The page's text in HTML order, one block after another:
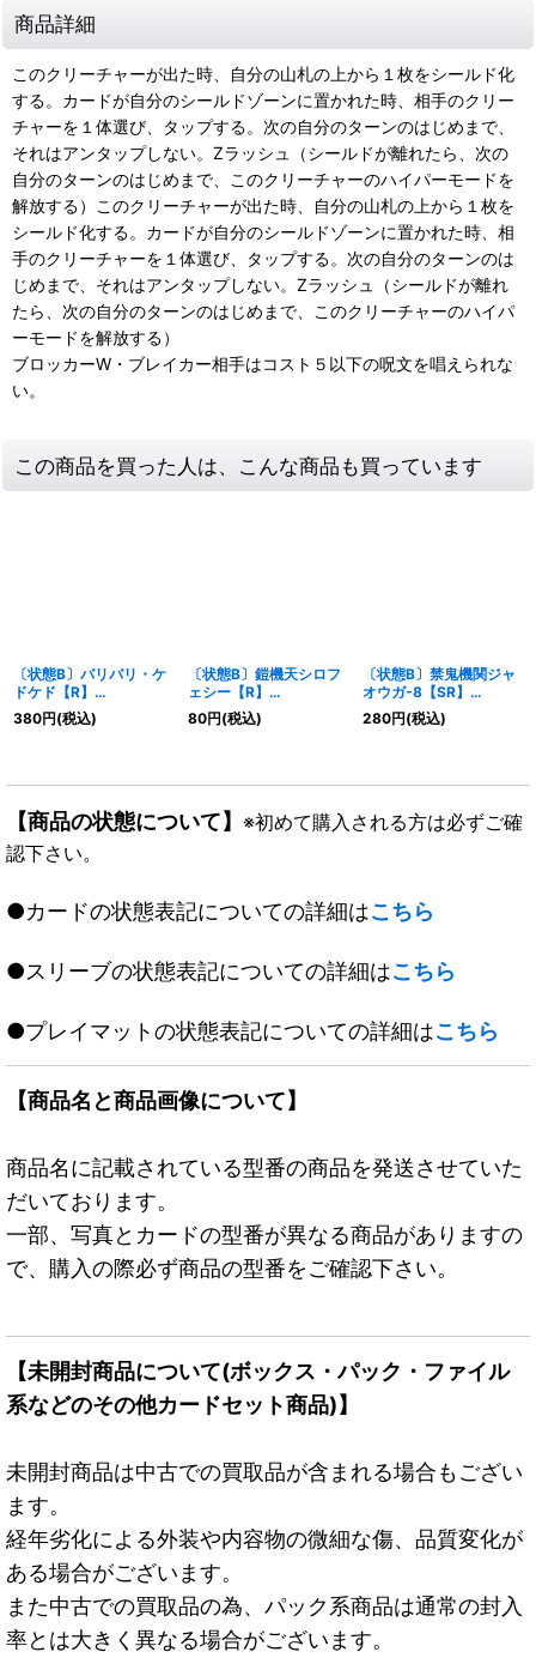
商品詳細
このクリーチャーが出た時、自分の山札の上から１枚をシールド化
する。カードが自分のシールドゾーンに置かれた時、相手のクリー
チャーを１体選び、タップする。次の自分のターンのはじめまで、
それはアンタップしない。Zラッシュ（シールドが離れたら、次の
自分のターンのはじめまで、このクリーチャーのハイパーモードを
解放する）このクリーチャーが出た時、自分の山札の上から１枚を
シールド化する。カードが自分のシールドゾーンに置かれた時、相
手のクリーチャーを１体選び、タップする。次の自分のターンのは
じめまで、それはアンタップしない。Zラッシュ（シールドが離れ
たら、次の自分のターンのはじめまで、このクリーチャーのハイパ
ーモードを解放する）
ブロッカーW・ブレイカー相手はコスト５以下の呪文を唱えられな
い。
この商品を買った人は、こんな商品も買っています
〔状態B〕バリバリ・ケ
ドケド【R】
{RP1617/95}《闇》
380円(税込)
〔状態B〕鎧機天シロフ
ェシー【R】
{26SD1R7/12}《光》
80円(税込)
〔状態B〕禁鬼機関ジャ
オウガ-8【SR】
{26EX212/89}《多》
280円(税込)
【商品の状態について】 ※初めて購入される方は必ずご確
認下さい。
●カードの状態表記についての詳細はこちら
●スリーブの状態表記についての詳細はこちら
●プレイマットの状態表記についての詳細はこちら
【商品名と商品画像について】
商品名に記載されている型番の商品を発送させていた
だいております。
一部、写真とカードの型番が異なる商品がありますの
で、購入の際必ず商品の型番をご確認下さい。
【未開封商品について(ボックス・パック・ファイル
系などのその他カードセット商品)】
未開封商品は中古での買取品が含まれる場合もござい
ます。
経年劣化による外装や内容物の微細な傷、品質変化が
ある場合がございます。
また中古での買取品の為、パック系商品は通常の封入
率とは大きく異なる場合がございます。